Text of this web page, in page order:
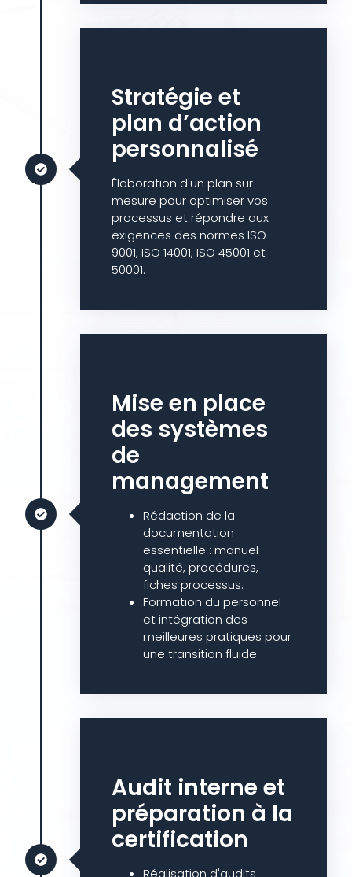
Stratégie et
plan d’action
personnalisé
Élaboration d'un plan sur
mesure pour optimiser vos
processus et répondre aux
exigences des normes ISO
9001, ISO 14001, ISO 45001 et
50001.
Mise en place
des systèmes
de
management
Rédaction de la
documentation
essentielle : manuel
qualité, procédures,
fiches processus.
Formation du personnel
et intégration des
meilleures pratiques pour
une transition fluide.
Audit interne et
préparation à la
certification
Réalisation d'audits